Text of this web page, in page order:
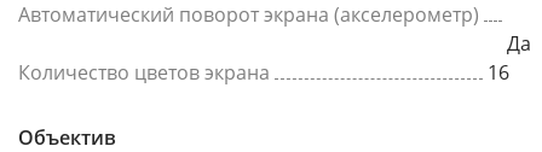
Автоматический поворот экрана (акселерометр)
Да
Количество цветов экрана
16
Объектив